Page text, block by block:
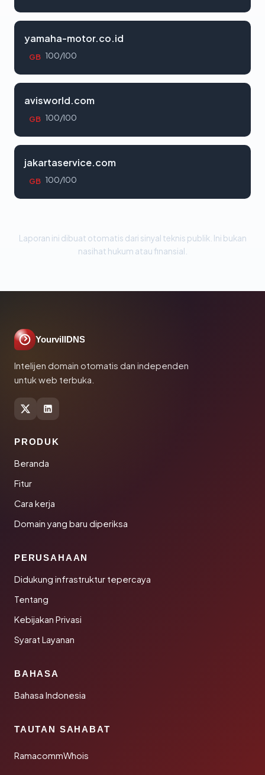
yamaha-motor.co.id
GB 100/100
avisworld.com
GB 100/100
jakartaservice.com
GB 100/100
Laporan ini dibuat otomatis dari sinyal teknis publik. Ini bukan
nasihat hukum atau finansial.
YourvillDNS
Intelijen domain otomatis dan independen
untuk web terbuka.
PRODUK
Beranda
Fitur
Cara kerja
Domain yang baru diperiksa
PERUSAHAAN
Didukung infrastruktur tepercaya
Tentang
Kebijakan Privasi
Syarat Layanan
BAHASA
Bahasa Indonesia
TAUTAN SAHABAT
RamacommWhois